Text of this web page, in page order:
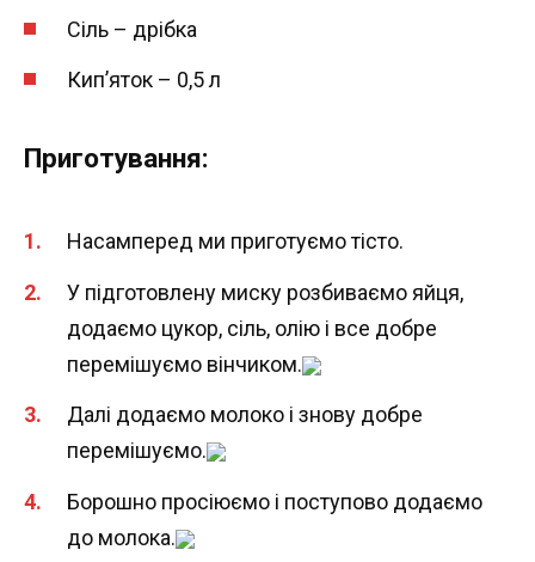
Сіль – дрібка
Кип’яток – 0,5 л
Приготування:
Насамперед ми приготуємо тісто.
У підготовлену миску розбиваємо яйця,
додаємо цукор, сіль, олію і все добре
перемішуємо вінчиком.
Далі додаємо молоко і знову добре
перемішуємо.
Борошно просіюємо і поступово додаємо
до молока.